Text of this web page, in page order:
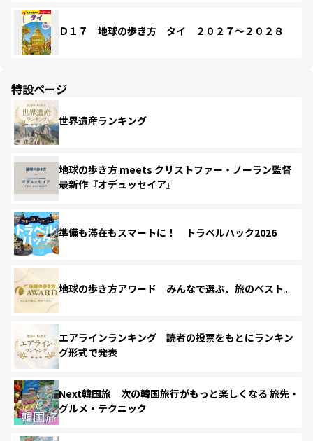
Ｄ１７ 地球の歩き方 タイ ２０２７～２０２８
特設ページ
世界遺産ランキング
地球の歩き方 meets クリストファー・ノーラン監督
最新作『オデュッセイア』
準備も滞在もスマートに！ トラベルハック2026
地球の歩き方アワード みんなで選ぶ、旅のベスト。
エアラインランキング 読者の投票をもとにランキン
グ形式で発表
Next韓国旅 次の韓国旅行がもっと楽しくなる 旅先・
グルメ・テクニック